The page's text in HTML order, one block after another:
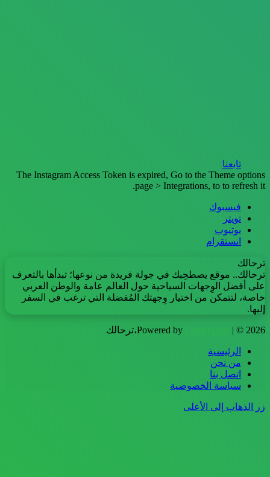
تابعنا
The Instagram Access Token is expired, Go to the Theme options
page > Integrations, to to refresh it.
فيسبوك
تويتر
يوتيوب
انستقرام
ترحالك
ترحالك.. موقع يصطحِبك في جولة فريدة من نوعها؛ تبدأها بالتعرف
على أفضل الوِجهات السياحية حول العالم عامة والوطن العربي
خاصة، لتتمكن من اختيار وِجهتك المُفضلة التي ترغب في السفر
إليها.
Powered by | © 2026،ترحالك
الرئيسية
من نحن
اتصل بنا
سياسة الخصوصية
زر الذهاب إلى الأعلى